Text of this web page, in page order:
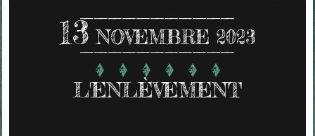
13 NOVEMBRE 2023
L'ENLÈVEMENT